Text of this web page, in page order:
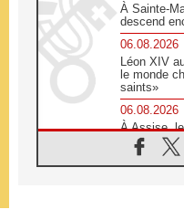
À Sainte-
descend
06.08.2026
Léon XIV
le monde
saints»
06.08.2026
À Assise,
«les
06.08.2026